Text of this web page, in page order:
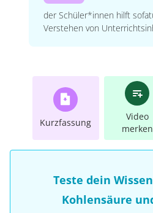
der Schüler*innen hilft
Verstehen von
Kurzfassung
Video
merken
Teste dein
Kohlensäure